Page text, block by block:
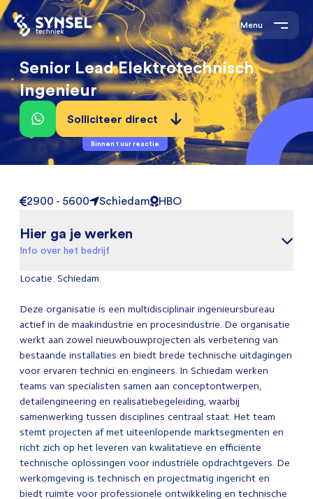
Menu
Senior Lead Elektrotechnisch
Ingenieur
Solliciteer direct
Binnen 1 uur reactie
2900 - 5600 Schiedam HBO
Hier ga je werken
Info over het bedrijf
Locatie: Schiedam.
Deze organisatie is een multidisciplinair ingenieursbureau
actief in de maakindustrie en procesindustrie. De organisatie
werkt aan zowel nieuwbouwprojecten als verbetering van
bestaande installaties en biedt brede technische uitdagingen
voor ervaren technici en engineers. In Schiedam werken
teams van specialisten samen aan conceptontwerpen,
detailengineering en realisatiebegeleiding, waarbij
samenwerking tussen disciplines centraal staat. Het team
stemt projecten af met uiteenlopende marktsegmenten en
richt zich op het leveren van kwalitatieve en efficiënte
technische oplossingen voor industriële opdrachtgevers. De
werkomgeving is technisch en projectmatig ingericht en
biedt ruimte voor professionele ontwikkeling en technische